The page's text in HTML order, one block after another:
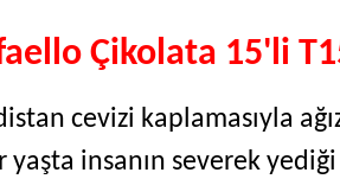
Çikolata 15'li
cevizi kaplamasıyla
yaşta insanın severek